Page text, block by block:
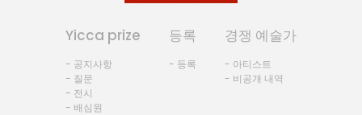
Yicca prize
- 공지사항
- 질문
- 전시
- 배심원
등록
- 등록
경쟁 예술가
- 아티스트
- 비공개 내역